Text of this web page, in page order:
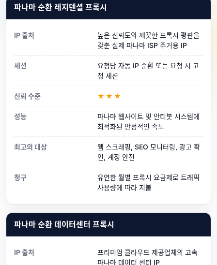
파나마 순환 레지덴셜 프록시
IP 출처
높은 신뢰도와 깨끗한 프록시 평판을
갖춘 실제 파나마 ISP 주거용 IP
세션
요청당 자동 IP 순환 또는 요청 시 고
정 세션
신뢰 수준 ★★★
성능
파나마 웹사이트 및 안티봇 시스템에
최적화된 안정적인 속도
최고의 대상
웹 스크래핑, SEO 모니터링, 광고 확
인, 계정 안전
청구
유연한 월별 프록시 요금제로 트래픽
사용량에 따라 지불
파나마 순환 데이터센터 프록시
IP 출처
프리미엄 클라우드 제공업체의 고속
파나마 데이터 센터 IP